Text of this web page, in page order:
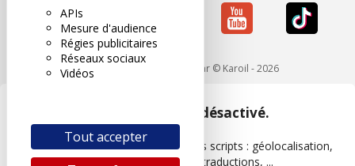
APIs
Mesure d'audience
Régies publicitaires
Réseaux sociaux
Vidéos
Tout accepter
Mentions légales - Réalisé par © Karoil - 2026
Google Maps est désactivé.
Les APIs permettent de charger des scripts : géolocalisation,
moteurs de recherche, traductions, ...